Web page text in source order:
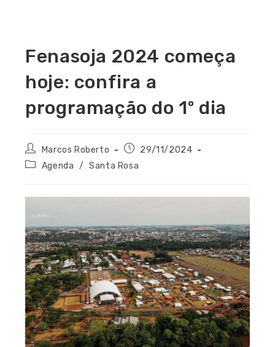
Fenasoja 2024 começa
hoje: confira a
programação do 1º dia
Marcos Roberto
29/11/2024
Agenda / Santa Rosa